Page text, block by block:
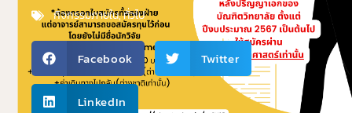
กิจกรรมภายใน,ทั่วไป
Facebook Twitter
LinkedIn